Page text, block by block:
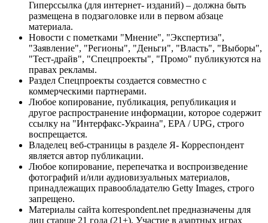
Гиперссылка (для интернет- изданий) – должна быть
размещена в подзаголовке или в первом абзаце
материала.
Новости с пометками "Мнение", "Экспертиза",
"Заявление", "Регионы", "Деньги", "Власть", "Выборы",
"Тест-драйв", "Спецпроекты", "Промо" публикуются на
правах рекламы.
Раздел Спецпроекты создается совместно с
коммерческими партнерами.
Любое копирование, публикация, републикация и
другое распространение информации, которое содержит
ссылку на "Интерфакс-Украина", EPA / UPG, строго
воспрещается.
Владелец веб-страницы в разделе Я- Корреспондент
является автор публикации.
Любое копирование, перепечатка и воспроизведение
фотографий и/или аудиовизуальных материалов,
принадлежащих правообладателю Getty Images, строго
запрещено.
Материалы сайта korrespondent.net предназначены для
лиц старше 21 года (21+). Участие в азартных играх